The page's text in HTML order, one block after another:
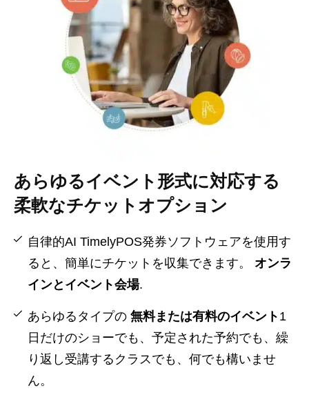
あらゆるイベント形式に対応する
柔軟なチケットオプション
自律的AI TimelyPOS発券ソフトウェアを使用す
ると、簡単にチケットを収集できます。 オンラ
インとイベント会場.
あらゆるタイプの 無料または有料のイベント 1
日だけのショーでも、予定された予約でも、繰
り返し受講するクラスでも、何でも構いませ
ん。